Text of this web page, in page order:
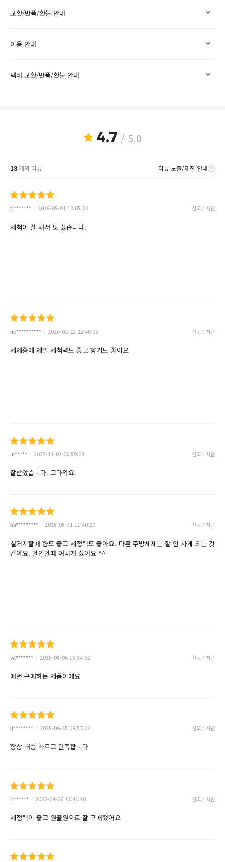
교환/반품/환불 안내
이용 안내
택배 교환/반품/환불 안내
4.7 / 5.0
18개의 리뷰 리뷰 노출/제한 안내
tj******* 2026-05-01 18:05:32 신고 / 차단
세척이 잘 돼서 또 샀습니다.
ne********** 2026-02-22 22:46:03 신고 / 차단
세제중에 제일 세척력도 좋고 향기도 좋아요
in***** 2025-11-02 06:59:04 신고 / 차단
잘받았습니다. 고마워요.
ha********* 2025-08-31 11:40:20 신고 / 차단
설거지할때 향도 좋고 세정력도 좋아요. 다른 주방세제는 잘 안 사게 되는 것
같아요. 할인할때 여러개 샀어요 ^^
wl******* 2025-08-06 15:34:32 신고 / 차단
매번 구매하믄 제품이에요
ji******** 2025-06-25 09:57:02 신고 / 차단
항상 배송 빠르고 만족합니다
ri****** 2025-04-06 13:41:10 신고 / 차단
세정력이 좋고 원플원으로 잘 구매했어요